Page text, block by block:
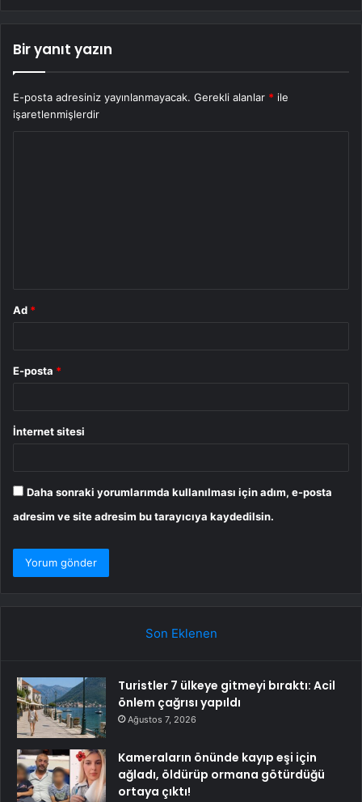
Bir yanıt yazın
E-posta adresiniz yayınlanmayacak. Gerekli alanlar * ile
işaretlenmişlerdir
Ad *
E-posta *
İnternet sitesi
Daha sonraki yorumlarımda kullanılması için adım, e-posta
adresim ve site adresim bu tarayıcıya kaydedilsin.
Son Eklenen
Turistler 7 ülkeye gitmeyi bıraktı: Acil
önlem çağrısı yapıldı
Ağustos 7, 2026
Kameraların önünde kayıp eşi için
ağladı, öldürüp ormana götürdüğü
ortaya çıktı!